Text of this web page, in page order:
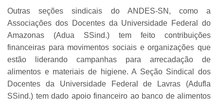
Outras seções sindicais do ANDES-SN, como a
Associações dos Docentes da Universidade Federal do
Amazonas (Adua SSind.) tem feito contribuições
financeiras para movimentos sociais e organizações que
estão liderando campanhas para arrecadação de
alimentos e materiais de higiene. A Seção Sindical dos
Docentes da Universidade Federal de Lavras (Adufla
SSind.) tem dado apoio financeiro ao banco de alimentos